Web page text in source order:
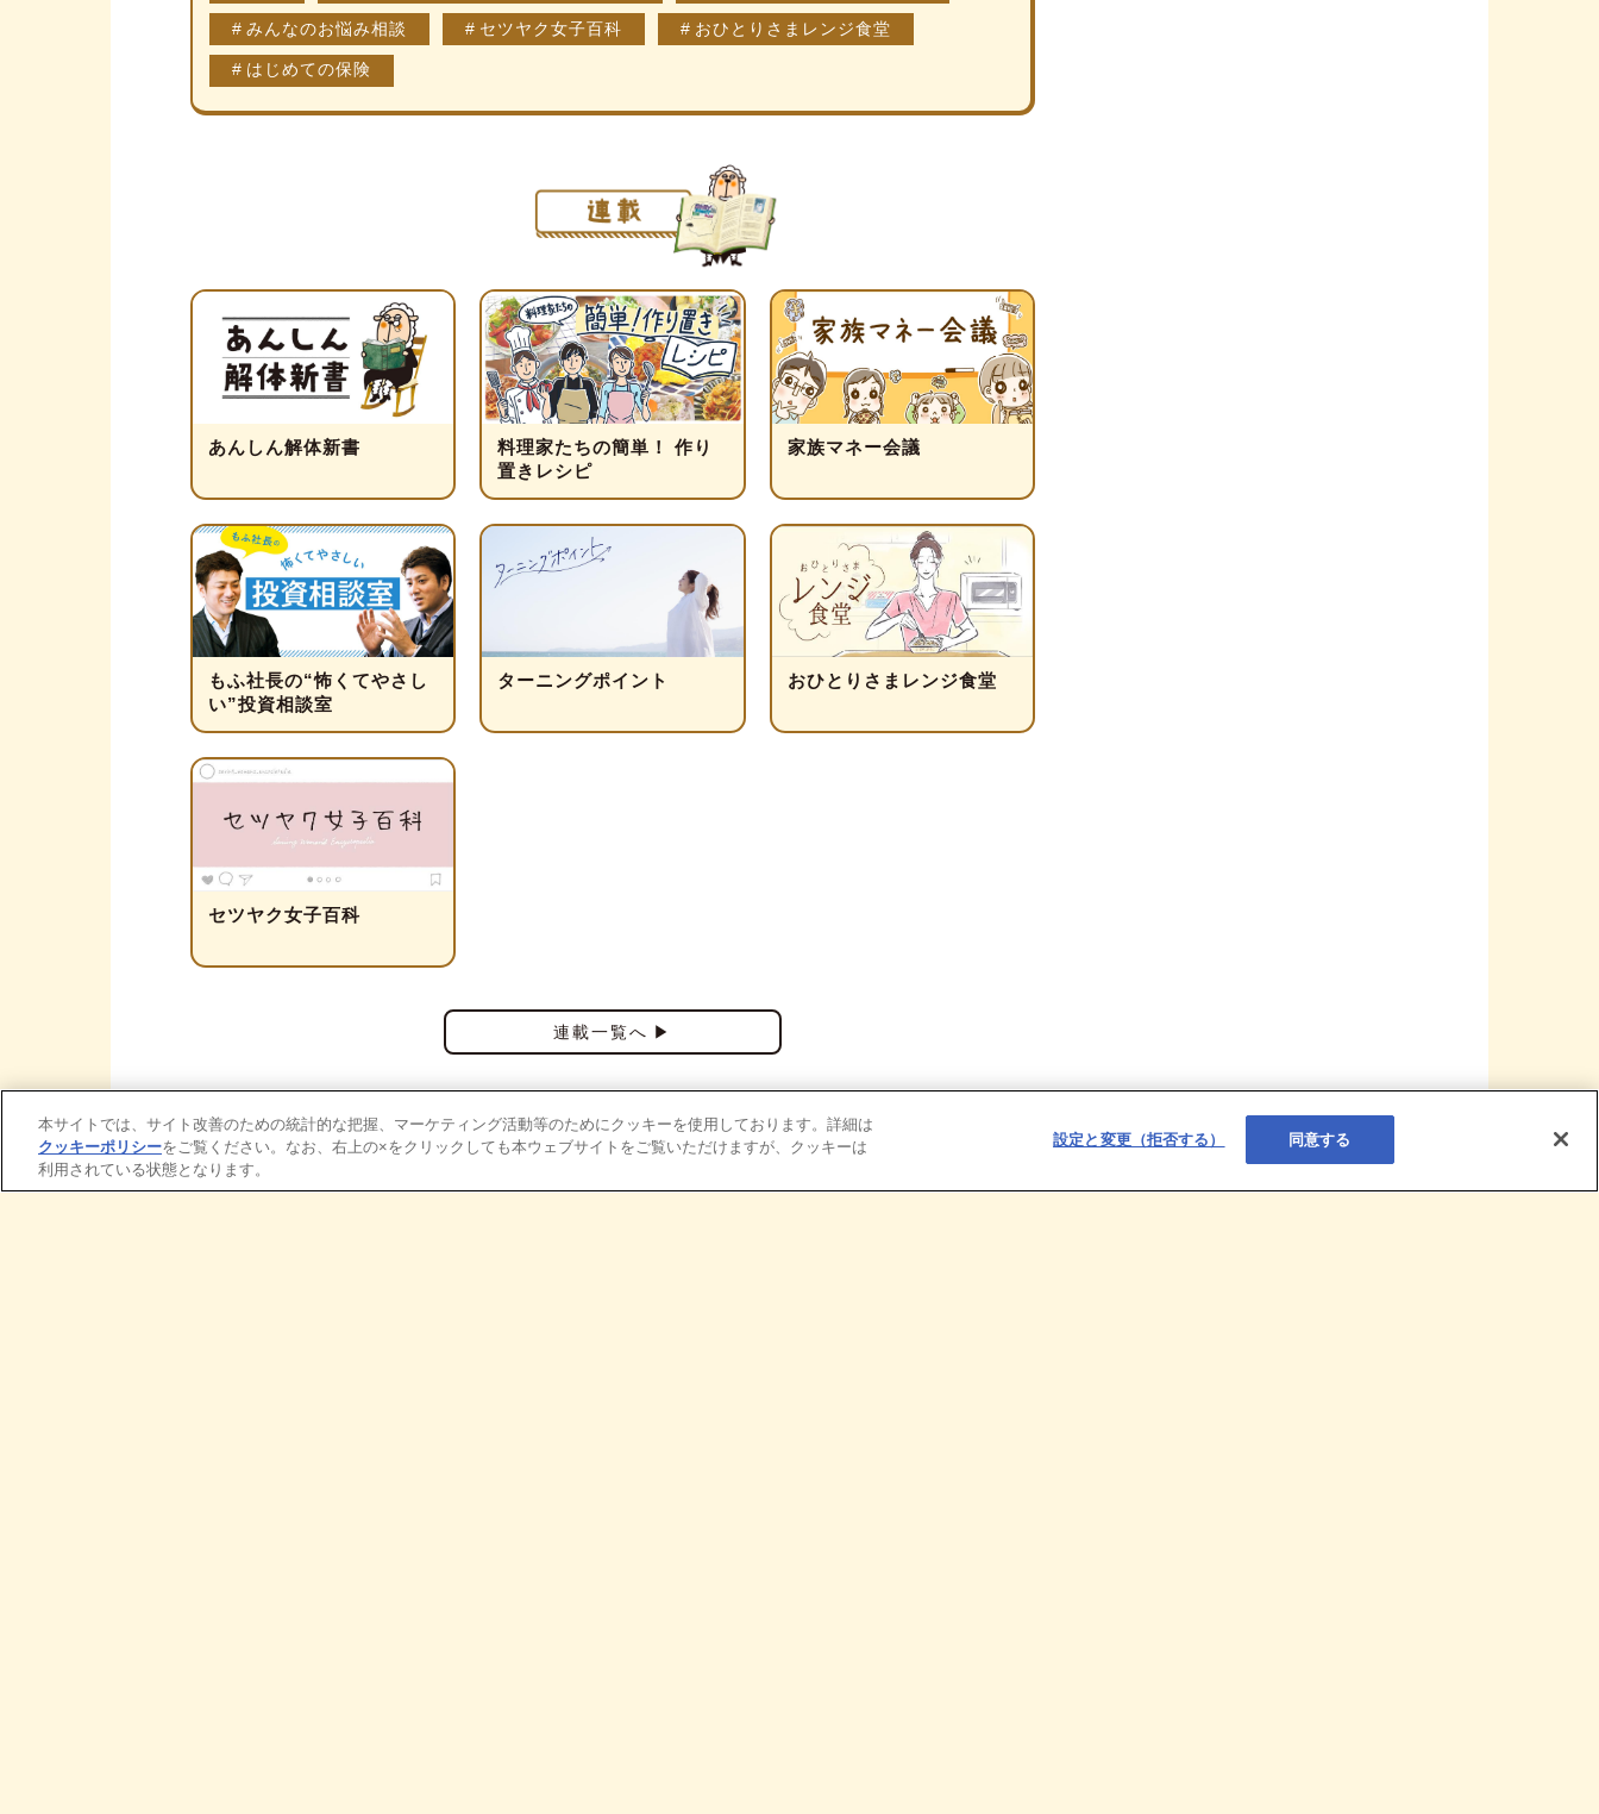
みんなのお悩み相談 セツヤク女子百科 おひとりさまレンジ食堂
はじめての保険
あんしん解体新書
料理家たちの簡単！ 作り
置きレシピ
家族マネー会議
もふ社長の“怖くてやさし
い”投資相談室
ターニングポイント おひとりさまレンジ食堂
セツヤク女子百科
連載一覧へ
本サイトでは、サイト改善のための統計的な把握、マーケティング活動等のためにクッキーを使用しております。詳細は
クッキーポリシーをご覧ください。なお、右上の×をクリックしても本ウェブサイトをご覧いただけますが、クッキーは
利用されている状態となります。
設定と変更（拒否する） 同意する